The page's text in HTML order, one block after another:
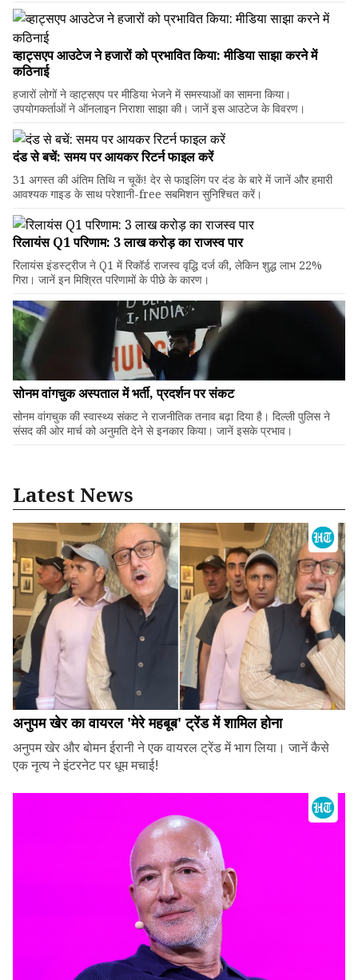
व्हाट्सएप आउटेज ने हजारों को प्रभावित किया: मीडिया साझा करने में
कठिनाई
हजारों लोगों ने व्हाट्सएप पर मीडिया भेजने में समस्याओं का सामना किया।
उपयोगकर्ताओं ने ऑनलाइन निराशा साझा की। जानें इस आउटेज के विवरण।
दंड से बचें: समय पर आयकर रिटर्न फाइल करें
31 अगस्त की अंतिम तिथि न चूकें! देर से फाइलिंग पर दंड के बारे में जानें और हमारी
आवश्यक गाइड के साथ परेशानी-free सबमिशन सुनिश्चित करें।
रिलायंस Q1 परिणाम: ₹3 लाख करोड़ का राजस्व पार
रिलायंस इंडस्ट्रीज ने Q1 में रिकॉर्ड राजस्व वृद्धि दर्ज की, लेकिन शुद्ध लाभ 22%
गिरा। जानें इन मिश्रित परिणामों के पीछे के कारण।
सोनम वांगचुक अस्पताल में भर्ती, प्रदर्शन पर संकट
सोनम वांगचुक की स्वास्थ्य संकट ने राजनीतिक तनाव बढ़ा दिया है। दिल्ली पुलिस ने
संसद की ओर मार्च को अनुमति देने से इनकार किया। जानें इसके प्रभाव।
Latest News
अनुपम खेर का वायरल 'मेरे महबूब' ट्रेंड में शामिल होना
अनुपम खेर और बोमन ईरानी ने एक वायरल ट्रेंड में भाग लिया। जानें कैसे
एक नृत्य ने इंटरनेट पर धूम मचाई!